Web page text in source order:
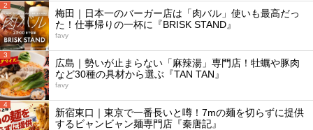
2
梅田｜日本一のバーガー店は「肉バル」使いも最高だっ
た！仕事帰りの一杯に『BRISK STAND』
favy
3
広島｜勢いが止まらない「麻辣湯」専門店！牡蠣や豚肉
など30種の具材から選ぶ『TAN TAN』
favy
4
新宿東口｜東京で一番長いと噂！7mの麺を切らずに提供
するビャンビャン麺専門店『秦唐記』